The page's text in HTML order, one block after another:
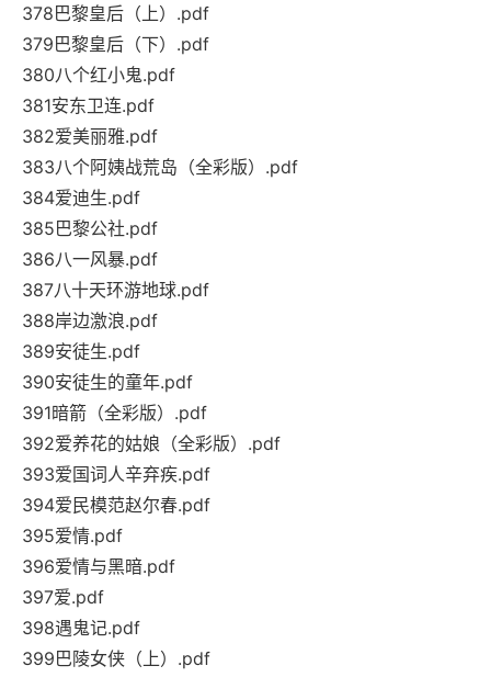
378巴黎皇后（上）.pdf
379巴黎皇后（下）.pdf
380八个红小鬼.pdf
381安东卫连.pdf
382爱美丽雅.pdf
383八个阿姨战荒岛（全彩版）.pdf
384爱迪生.pdf
385巴黎公社.pdf
386八一风暴.pdf
387八十天环游地球.pdf
388岸边激浪.pdf
389安徒生.pdf
390安徒生的童年.pdf
391暗箭（全彩版）.pdf
392爱养花的姑娘（全彩版）.pdf
393爱国词人辛弃疾.pdf
394爱民模范赵尔春.pdf
395爱情.pdf
396爱情与黑暗.pdf
397爱.pdf
398遇鬼记.pdf
399巴陵女侠（上）.pdf